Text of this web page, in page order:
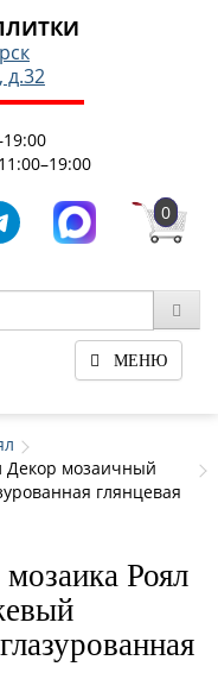
д.32
0
МЕНЮ
Декор мозаичный
глянцевая
Роял